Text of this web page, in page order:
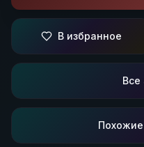
В избранное
Все